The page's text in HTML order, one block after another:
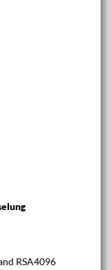
RSA4096